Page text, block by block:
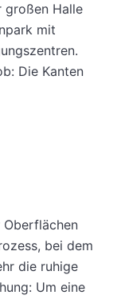
großen Halle
mit
Die Kanten
Oberflächen
bei dem
die ruhige
Um eine